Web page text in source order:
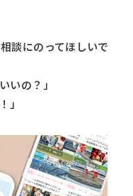
談にのってほしいで
いの？」
」